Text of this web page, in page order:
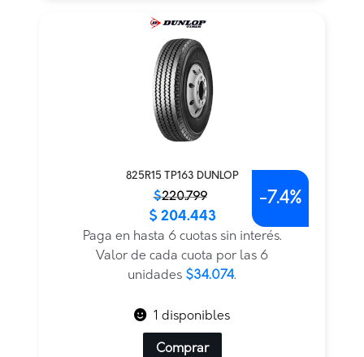
825R15 TP163 DUNLOP
$220.799
original
$220.799.
actual
$ 204.443
Paga en hasta 6 cuotas sin interés.
Valor de cada cuota por las 6
unidades $34.074.
-7.4%
1 disponibles
Comprar